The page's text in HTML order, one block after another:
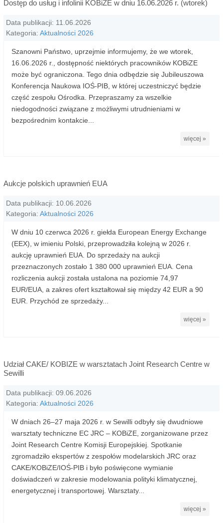
Dostęp do usług i infolinii KOBiZE w dniu 16.06.2026 r. (wtorek)
Data publikacji: 11.06.2026
Kategoria: Aktualności 2026
Szanowni Państwo, uprzejmie informujemy, że we wtorek,
16.06.2026 r., dostępność niektórych pracowników KOBiZE
może być ograniczona. Tego dnia odbędzie się Jubileuszowa
Konferencja Naukowa IOŚ-PIB, w której uczestniczyć będzie
część zespołu Ośrodka. Przepraszamy za wszelkie
niedogodności związane z możliwymi utrudnieniami w
bezpośrednim kontakcie...
więcej »
Aukcje polskich uprawnień EUA
Data publikacji: 10.06.2026
Kategoria: Aktualności 2026
W dniu 10 czerwca 2026 r. giełda European Energy Exchange
(EEX), w imieniu Polski, przeprowadziła kolejną w 2026 r.
aukcję uprawnień EUA. Do sprzedaży na aukcji
przeznaczonych zostało 1 380 000 uprawnień EUA. Cena
rozliczenia aukcji została ustalona na poziomie 74,97
EUR/EUA, a zakres ofert kształtował się między 42 EUR a 90
EUR. Przychód ze sprzedaży...
więcej »
Udział CAKE/ KOBIZE w warsztatach Joint Research Centre w
Sewilli
Data publikacji: 09.06.2026
Kategoria: Aktualności 2026
W dniach 26–27 maja 2026 r. w Sewilli odbyły się dwudniowe
warsztaty techniczne EC JRC – KOBiZE, zorganizowane przez
Joint Research Centre Komisji Europejskiej. Spotkanie
zgromadziło ekspertów z zespołów modelarskich JRC oraz
CAKE/KOBiZE/IOŚ-PIB i było poświęcone wymianie
doświadczeń w zakresie modelowania polityki klimatycznej,
energetycznej i transportowej. Warsztaty...
więcej »